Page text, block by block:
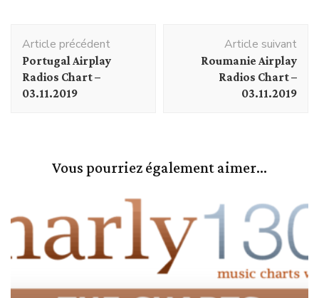
d'article
Article précédent
Portugal Airplay
Radios Chart –
03.11.2019
Article suivant
Roumanie Airplay
Radios Chart –
03.11.2019
Vous pourriez également aimer...